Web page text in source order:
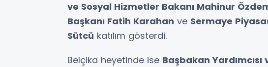
ve Sosyal Hizmetler Bakanı Mahinur
Başkanı Fatih Karahan ve Sermaye
Sütcü katılım gösterdi.
Belçika heyetinde ise Başbakan Yardımcısı